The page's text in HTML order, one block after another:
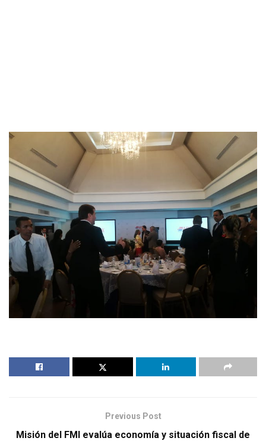
Previous Post
Misión del FMI evalúa economía y situación fiscal de